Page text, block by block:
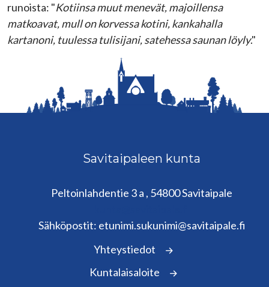
runoista: "Kotiinsa muut menevät, majoillensa
matkoavat, mull on korvessa kotini, kankahalla
kartanoni, tuulessa tulisijani, satehessa saunan löyly."
Savitaipaleen kunta
Peltoinlahdentie 3 a , 54800 Savitaipale
Sähköpostit: etunimi.sukunimi@savitaipale.fi
Yhteystiedot
Kuntalaisaloite